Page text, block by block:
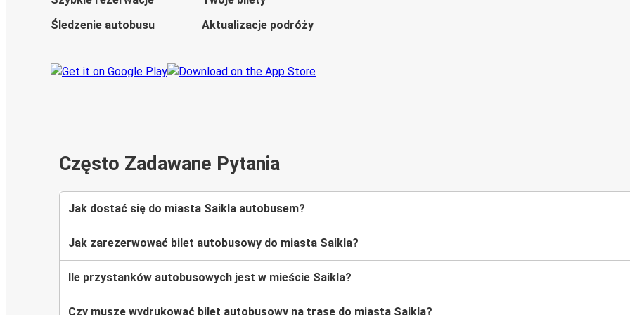
Śledzenie autobusu
Aktualizacje podróży
Często Zadawane Pytania
Jak dostać się do miasta Saikla autobusem?
Jak zarezerwować bilet autobusowy do miasta Saikla?
Ile przystanków autobusowych jest w mieście Saikla?
Czy muszę wydrukować bilet autobusowy na trasę do miasta Saikla?